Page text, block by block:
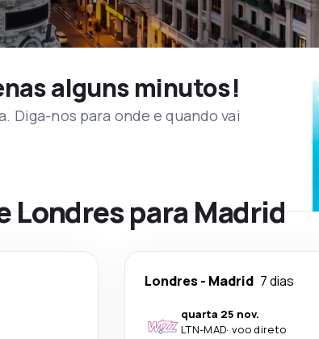
alguns minutos!
Diga-nos para onde e quando vai
Londres para Madrid
Londres- Madrid 7 dias
quarta 25 nov.
LTN-MAD· voo direto